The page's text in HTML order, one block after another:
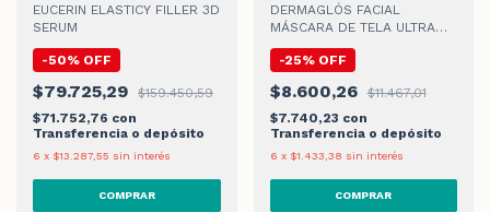
EUCERIN ELASTICY FILLER 3D
SERUM
-50% OFF
$79.725,29
$159.450,59
$71.752,76 con
Transferencia o depósito
6 x $13.287,55 sin interés
DERMAGLÓS FACIAL
MÁSCARA DE TELA ULTRA
-25% OFF
$8.600,26
$11.467,01
$7.740,23 con
Transferencia o depósito
6 x $1.433,38 sin interés